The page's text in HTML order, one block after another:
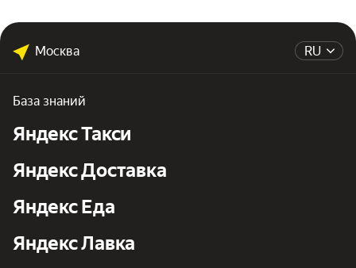
RU
Москва
База знаний
Яндекс Такси
Яндекс Доставка
Яндекс Еда
Яндекс Лавка